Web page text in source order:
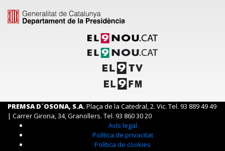
PREMSA D´OSONA, S.A.Plaça de la Catedral, 2. Vic. Tel. 93 889 49 49
| Carrer Girona, 34, Granollers. Tel. 93 860 30 20
Avís legal
Política de privacitat
Política de cookies